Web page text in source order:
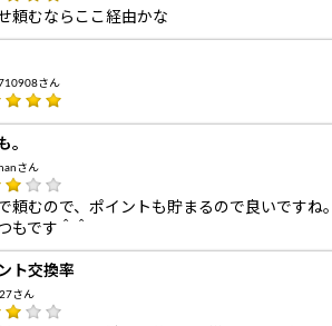
頼むならここ経由かな
さん
。
さん
頼むので、ポイントも貯まるので良いですね。
もです＾＾
ト交換率
さん